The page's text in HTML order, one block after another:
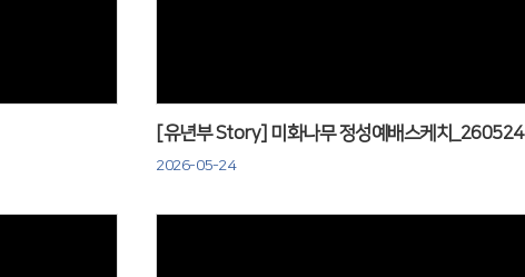
[유년부 Story] 미화나무 정성예배스케치_260524
2026-05-24